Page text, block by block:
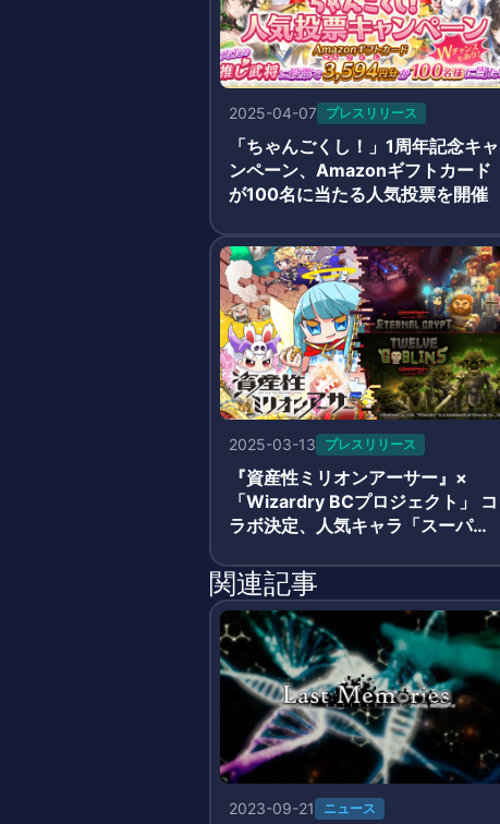
2025-04-07 プレスリリース
「ちゃんごくし！」1周年記念キャ
ンペーン、Amazonギフトカード
が100名に当たる人気投票を開催
2025-03-13 プレスリリース
『資産性ミリオンアーサー』×
「Wizardry BCプロジェクト」 コ
ラボ決定、人気キャラ「スーパー
関連記事
2023-09-21 ニュース